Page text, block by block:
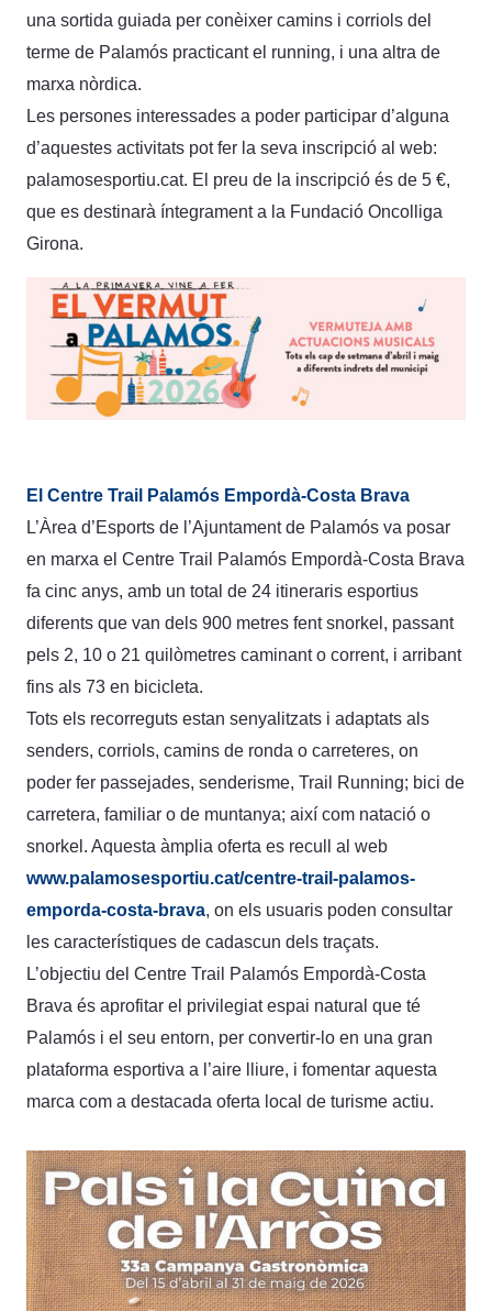
una sortida guiada per conèixer camins i corriols del
terme de Palamós practicant el running, i una altra de
marxa nòrdica.
Les persones interessades a poder participar d’alguna
d’aquestes activitats pot fer la seva inscripció al web:
palamosesportiu.cat. El preu de la inscripció és de 5 €,
que es destinarà íntegrament a la Fundació Oncolliga
Girona.
El Centre Trail Palamós Empordà-Costa Brava
L’Àrea d’Esports de l’Ajuntament de Palamós va posar
en marxa el Centre Trail Palamós Empordà-Costa Brava
fa cinc anys, amb un total de 24 itineraris esportius
diferents que van dels 900 metres fent snorkel, passant
pels 2, 10 o 21 quilòmetres caminant o corrent, i arribant
fins als 73 en bicicleta.
Tots els recorreguts estan senyalitzats i adaptats als
senders, corriols, camins de ronda o carreteres, on
poder fer passejades, senderisme, Trail Running; bici de
carretera, familiar o de muntanya; així com natació o
snorkel. Aquesta àmplia oferta es recull al web
www.palamosesportiu.cat/centre-trail-palamos-
emporda-costa-brava, on els usuaris poden consultar
les característiques de cadascun dels traçats.
L’objectiu del Centre Trail Palamós Empordà-Costa
Brava és aprofitar el privilegiat espai natural que té
Palamós i el seu entorn, per convertir-lo en una gran
plataforma esportiva a l’aire lliure, i fomentar aquesta
marca com a destacada oferta local de turisme actiu.